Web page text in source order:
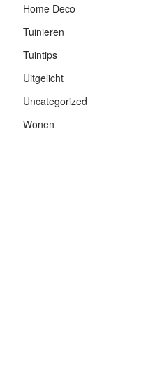
Home Deco
Tuinieren
Tuintips
Uitgelicht
Uncategorized
Wonen